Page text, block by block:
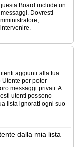
Board include un
Dovresti
aggiunti alla tua
per poter
messaggi privati. A
utenti possono
lista ignorati ogni suo
dalla mia lista